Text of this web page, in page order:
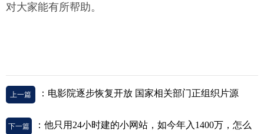
对大家能有所帮助。
上一篇 ：电影院逐步恢复开放 国家相关部门正组织片源
下一篇
：他只用24小时建的小网站，如今年入1400万，怎么